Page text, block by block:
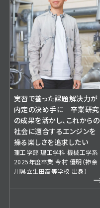
実習で養った課題解決力が
内定の決め手に 卒業研究
の成果を活かし、これからの
社会に適合するエンジンを
操る楽しさを追求したい
理工学部 理工学科 機械工学系
2025年度卒業 今村 優明（神奈
川県立生田高等学校 出身）